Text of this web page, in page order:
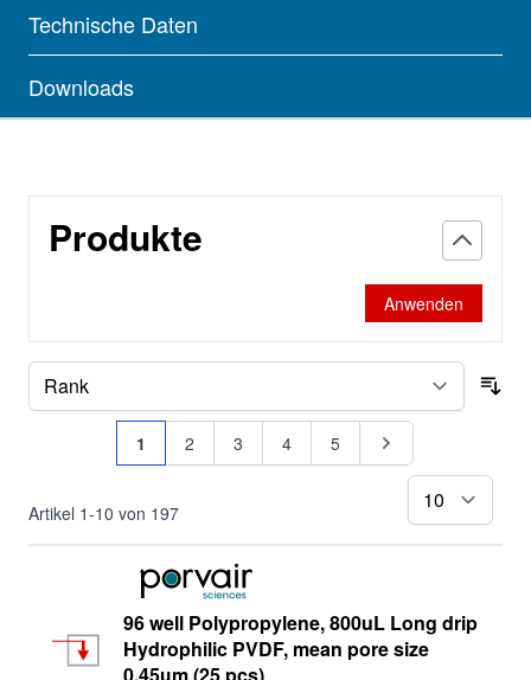
Technische Daten
Downloads
Produkte
Anwenden
Artikel 1-10 von 197
Seite
Sie lesen gerade Seite
1 Seite
2 Seite
3 Seite
4 Seite
5 Seite
96 well Polypropylene, 800uL Long drip
Hydrophilic PVDF, mean pore size
0.45µm (25 pcs)